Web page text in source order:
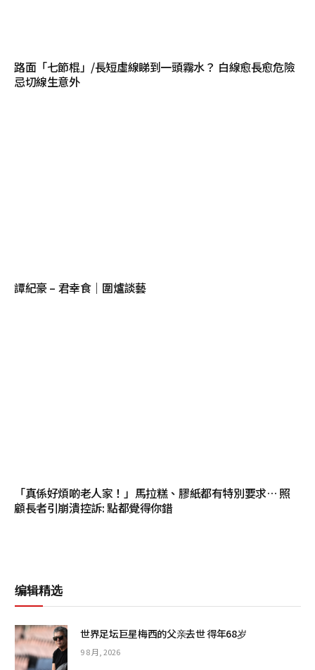
路面「七節棍」/長短虛線睇到一頭霧水？ 白線愈長愈危險
忌切線生意外
譚紀豪 – 君幸食｜圍爐談藝
「真係好煩啲老人家！」馬拉糕、膠紙都有特別要求… 照
顧長者引崩潰控訴: 點都覺得你錯
编辑精选
世界足坛巨星梅西的父亲去世 得年68岁
9 8 月, 2026